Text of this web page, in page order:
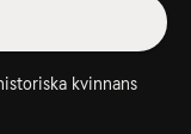
kvinnans